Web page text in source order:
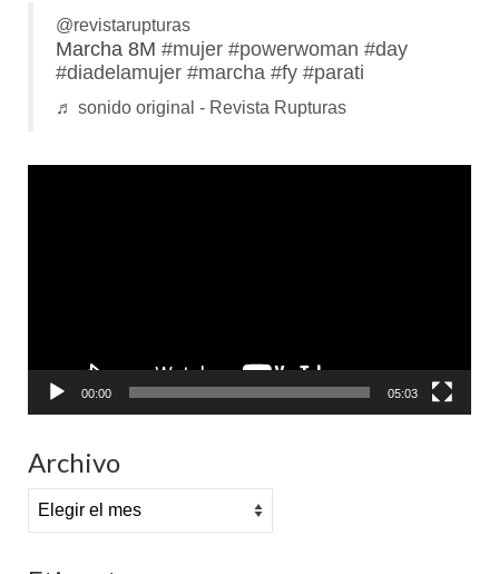
@revistarupturas
Marcha 8M #mujer #powerwoman #day
#diadelamujer #marcha #fy #parati
♬ sonido original - Revista Rupturas
00:00 05:03
Archivo
Archivo